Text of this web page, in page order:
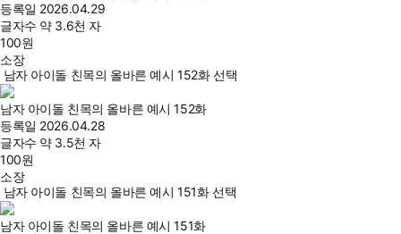
등록일 2026.04.29
글자수 약 3.6천 자
100원
소장
남자 아이돌 친목의 올바른 예시 152화 선택
남자 아이돌 친목의 올바른 예시 152화
등록일 2026.04.28
글자수 약 3.5천 자
100원
소장
남자 아이돌 친목의 올바른 예시 151화 선택
남자 아이돌 친목의 올바른 예시 151화